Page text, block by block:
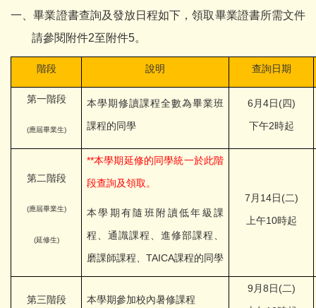
一、畢業證書查詢及發放日程如下，領取畢業證書所需文件
請參閱附件2至附件5。
階段 說明 查詢日期
第一階段
(應屆畢業生)
本學期修讀課程全數為畢業班
課程的同學
6月4日(四)
下午2時起
第二階段
(應屆畢業生)
(延修生)
**本學期延修的同學統一於此階
段查詢及領取。
本學期有隨班附讀低年級課
程、通識課程、進修部課程、
磨課師課程、TAICA課程的同學
7 月14日(二)
上午10時起
第三階段 本學期參加校內暑修課程
9月8日(二)